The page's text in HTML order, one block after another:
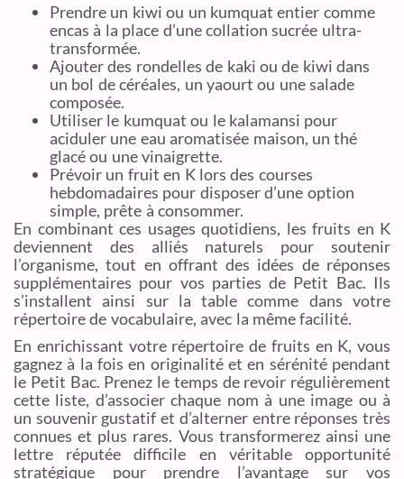
Prendre un kiwi ou un kumquat entier comme
encas à la place d’une collation sucrée ultra-
transformée.
Ajouter des rondelles de kaki ou de kiwi dans
un bol de céréales, un yaourt ou une salade
composée.
Utiliser le kumquat ou le kalamansi pour
aciduler une eau aromatisée maison, un thé
glacé ou une vinaigrette.
Prévoir un fruit en K lors des courses
hebdomadaires pour disposer d’une option
simple, prête à consommer.
En combinant ces usages quotidiens, les fruits en K
deviennent des alliés naturels pour soutenir
l’organisme, tout en offrant des idées de réponses
supplémentaires pour vos parties de Petit Bac. Ils
s’installent ainsi sur la table comme dans votre
répertoire de vocabulaire, avec la même facilité.
En enrichissant votre répertoire de fruits en K, vous
gagnez à la fois en originalité et en sérénité pendant
le Petit Bac. Prenez le temps de revoir régulièrement
cette liste, d’associer chaque nom à une image ou à
un souvenir gustatif et d’alterner entre réponses très
connues et plus rares. Vous transformerez ainsi une
lettre réputée difficile en véritable opportunité
stratégique pour prendre l’avantage sur vos